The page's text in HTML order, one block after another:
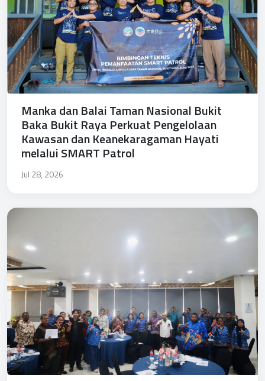
Manka dan Balai Taman Nasional Bukit
Baka Bukit Raya Perkuat Pengelolaan
Kawasan dan Keanekaragaman Hayati
melalui SMART Patrol
Jul 28, 2026